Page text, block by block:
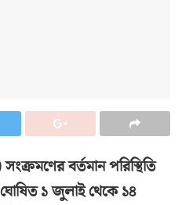
বর্তমান পরিস্থিতি
ঘোষিত ১ জুলাই থেকে ১৪